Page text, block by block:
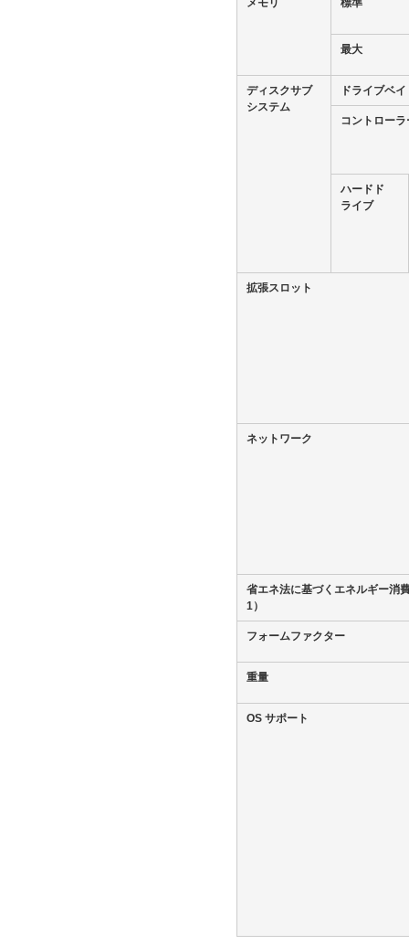
メモリ 標準
最大
ディスクサブ
システム
ドライブベイ
コントローラ
ハードド
ライブ
拡張スロット
ネットワーク
省エネ法に基づくエネルギー消
1）
フォームファクター
重量
OS サポート